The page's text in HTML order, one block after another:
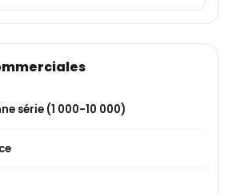
série (1 000-10 000)